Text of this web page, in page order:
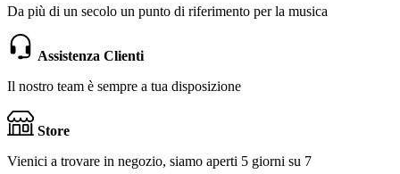
Da più di un secolo un punto di riferimento per la musica
Assistenza Clienti
Il nostro team è sempre a tua disposizione
Store
Vienici a trovare in negozio, siamo aperti 5 giorni su 7